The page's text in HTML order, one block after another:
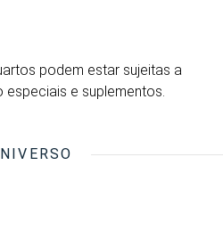
podem estar sujeitas a
e suplementos.